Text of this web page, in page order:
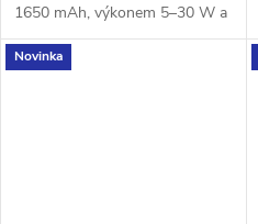
1650 mAh, výkonem 5–30 W a
Multi-Ohm cartridgí 0,7/1,0
ohm pro MTL i volnější RDL
Novinka